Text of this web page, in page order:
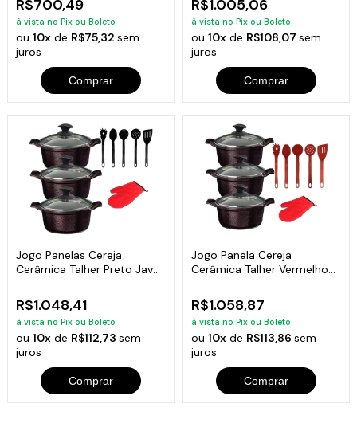
R$700,49
à vista no Pix ou Boleto
ou10x de R$75,32sem
juros
Comprar
R$1.005,06
à vista no Pix ou Boleto
ou 10xde R$108,07 sem
juros
Comprar
Jogo Panelas Cereja
Cerâmica Talher Preto Javali
R$1.048,41
à vista no Pix ou Boleto
ou10x de R$112,73sem
juros
Comprar
Jogo Panela Cereja
Cerâmica Talher Vermelho
R$1.058,87
à vista no Pix ou Boleto
ou 10xde R$113,86 sem
juros
Comprar